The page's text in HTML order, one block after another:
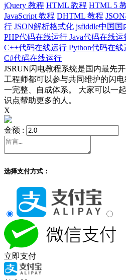
jQuery 教程 HTML 教程 HTML 5
JavaScript 教程 DHTML 教程
行 JSON解析格式化 jsfiddle中国国
PHP代码在线运行 Java代码在线运
C++代码在线运行 Python代码在线
C#代码在线运行
JSRUN闪电教程系统是国内最先
工程师都可以参与共同维护的闪
一完整、自成体系。 大家可以一
识点帮助更多的人。
X
金额 :
选择支付方式：
立即支付